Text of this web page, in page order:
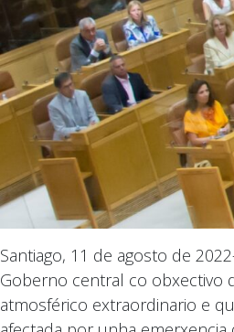
Santiago, 11 de agosto de
Goberno central co obxectivo
atmosférico extraordinario e